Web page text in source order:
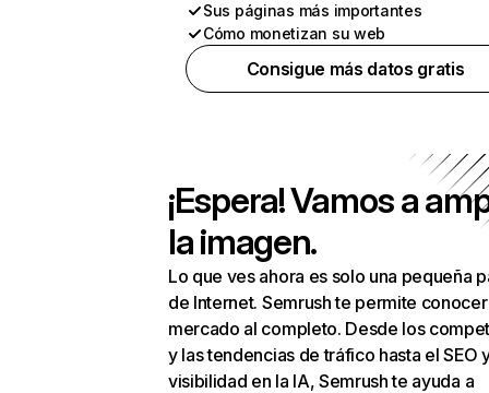
Sus páginas más importantes
Cómo monetizan su web
Consigue más datos gratis
¡Espera! Vamos a
la imagen.
Lo que ves ahora es solo una pequeña
de Internet. Semrush te permite
mercado al completo. Desde los
y las tendencias de tráfico hasta el SEO
visibilidad en la IA, Semrush te ayuda a